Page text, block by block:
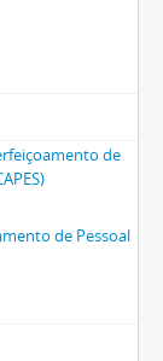
de
de Pessoal